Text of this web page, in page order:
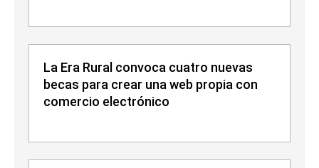
La Era Rural convoca cuatro nuevas
becas para crear una web propia con
comercio electrónico